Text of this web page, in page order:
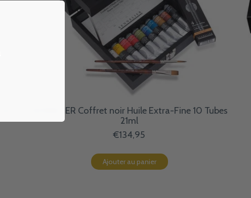
SENNELIER Coffret noir Huile Extra-Fine 10 Tubes
21ml
€134,95
Ajouter au panier